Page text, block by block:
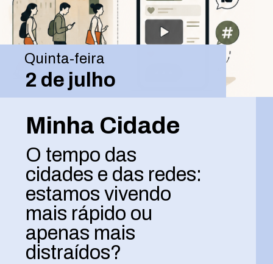
Minha Cidade
O tempo das
cidades e das redes:
estamos vivendo
mais rápido ou
apenas mais
distraídos?
Quinta-feira
2 de julho